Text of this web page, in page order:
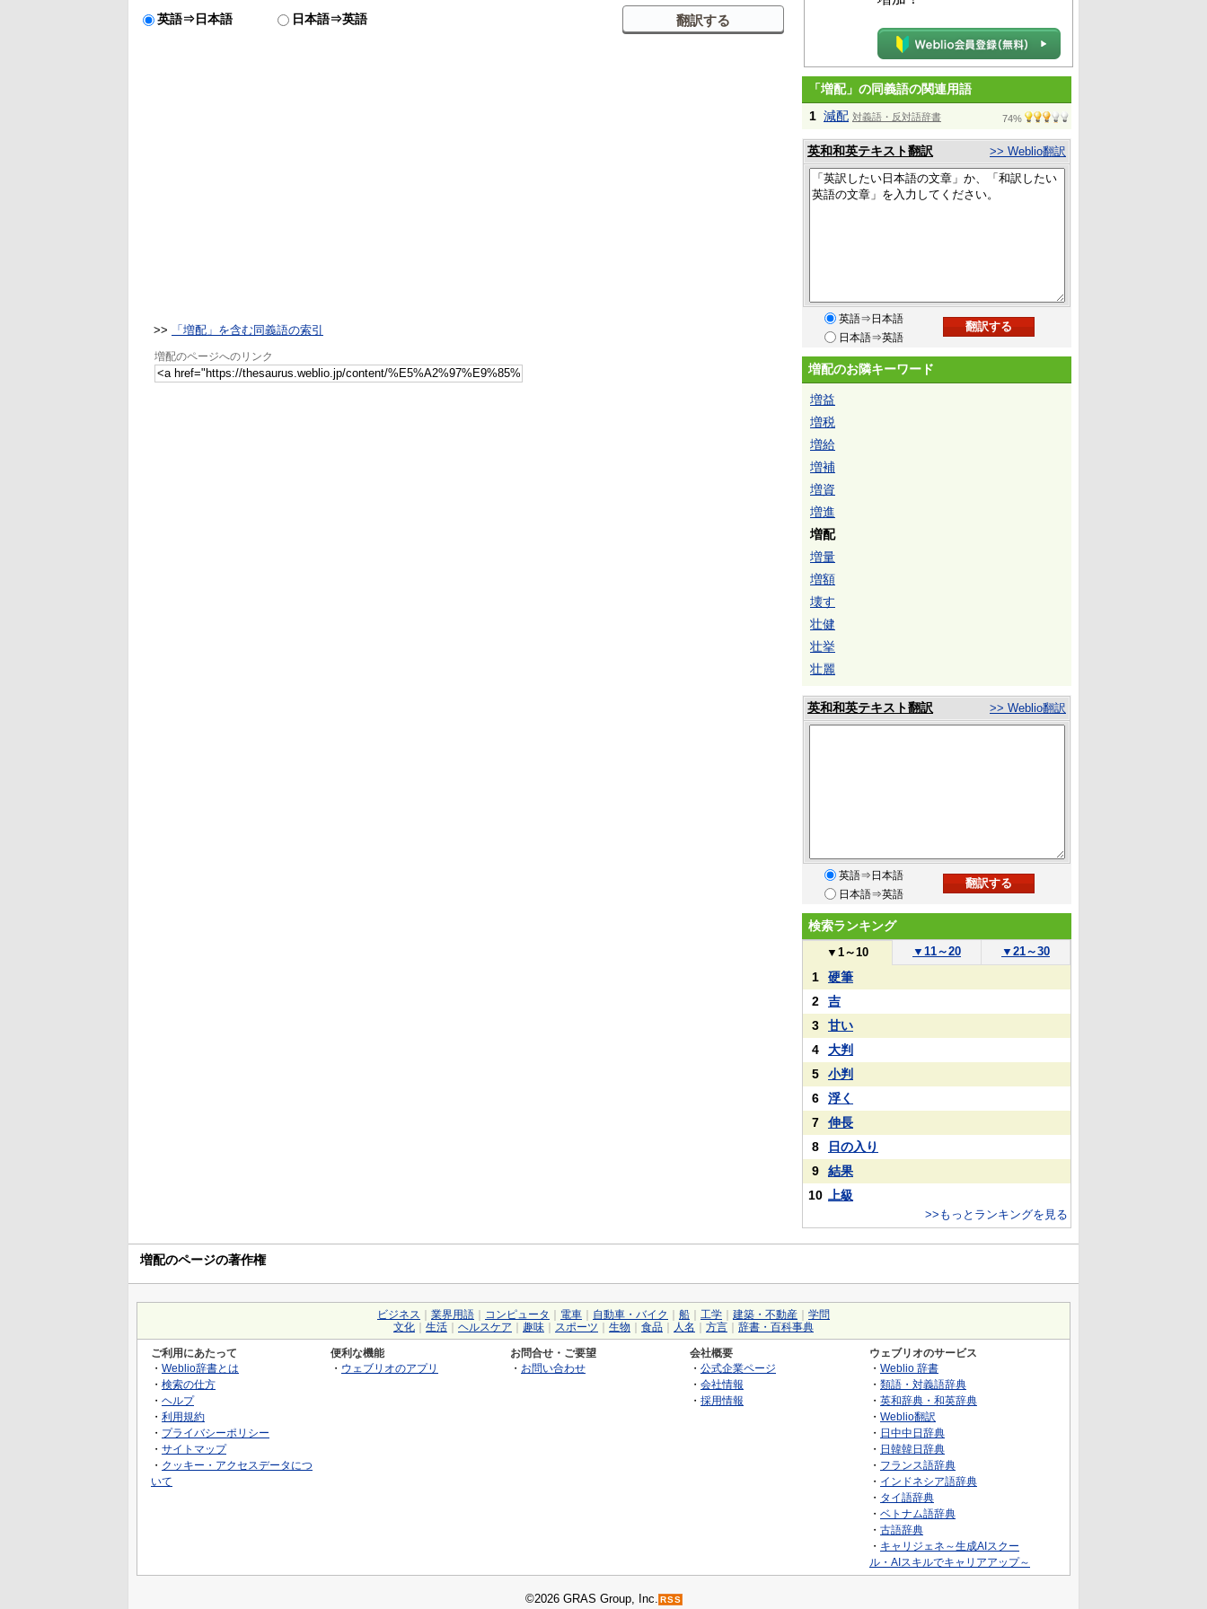
英語⇒日本語 日本語⇒英語
>> 「増配」を含む同義語の索引
増配のページへのリンク
「増配」の同義語の関連用語
1 減配 対義語・反対語辞書 74%
英和和英テキスト翻訳 >> Weblio翻訳
英語⇒日本語
日本語⇒英語
増配のお隣キーワード
増益
増税
増給
増補
増資
増進
増配
増量
増額
壊す
壮健
壮挙
壮麗
英和和英テキスト翻訳 >> Weblio翻訳
英語⇒日本語
日本語⇒英語
検索ランキング
▼ 1～10 ▼ 11～20 ▼ 21～30
1
硬筆
2
吉
3
甘い
4
大判
5
小判
6
浮く
7
伸長
8
日の入り
9
結果
10
上級
>>もっとランキングを見る
増配のページの著作権
ビジネス 業界用語 コンピュータ 電車 自動車・バイク 船 工学 建築・不動産
学問
文化
生活 ヘルスケア 趣味 スポーツ 生物 食品 人名 方言 辞書・百科事典
ご利用にあたって
・ Weblio辞書とは
・ 検索の仕方
・ ヘルプ
・ 利用規約
・ プライバシーポリシー
・ サイトマップ
・ クッキー・アクセスデータにつ
いて
便利な機能
・ ウェブリオのアプリ
お問合せ・ご要望
・ お問い合わせ
会社概要
・ 公式企業ページ
・ 会社情報
・ 採用情報
ウェブリオのサービス
・ Weblio 辞書
・ 類語・対義語辞典
・ 英和辞典・和英辞典
・ Weblio翻訳
・ 日中中日辞典
・ 日韓韓日辞典
・ フランス語辞典
・ インドネシア語辞典
・ タイ語辞典
・ ベトナム語辞典
・ 古語辞典
・ キャリジェネ～生成AIスクー
ル・AIスキルでキャリアアップ～
©2026 GRAS Group, Inc. RSS